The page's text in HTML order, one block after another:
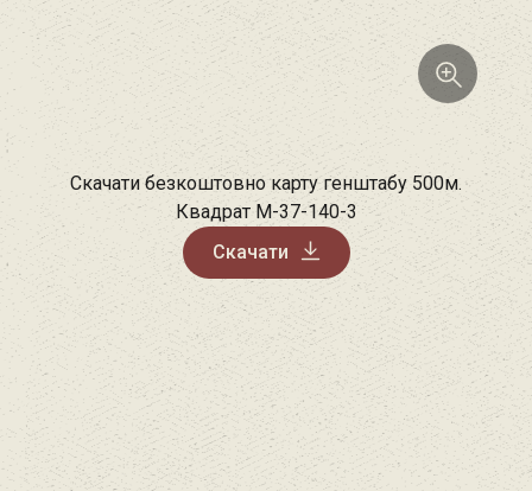
Скачати безкоштовно карту генштабу 500м.
Квадрат M-37-140-3
Скачати